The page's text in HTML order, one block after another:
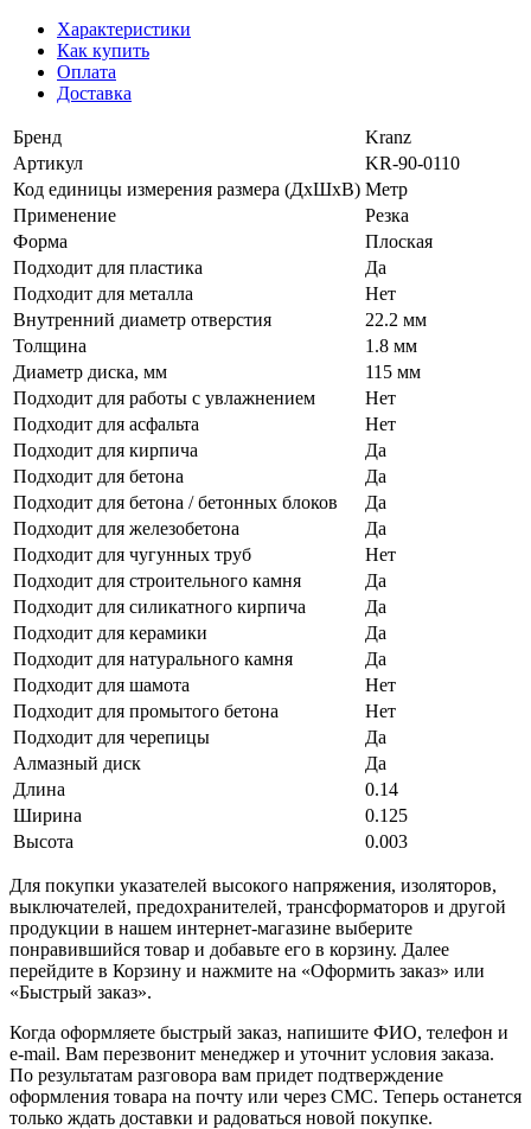
Характеристики
Как купить
Оплата
Доставка
Бренд
Kranz
Артикул
KR-90-0110
Код единицы измерения размера (ДхШхВ) Метр
Применение
Резка
Форма
Плоская
Подходит для пластика
Да
Подходит для металла
Нет
Внутренний диаметр отверстия
22.2 мм
Толщина
1.8 мм
Диаметр диска, мм
115 мм
Подходит для работы с увлажнением
Нет
Подходит для асфальта
Нет
Подходит для кирпича
Да
Подходит для бетона
Да
Подходит для бетона / бетонных блоков
Да
Подходит для железобетона
Да
Подходит для чугунных труб
Нет
Подходит для строительного камня
Да
Подходит для силикатного кирпича
Да
Подходит для керамики
Да
Подходит для натурального камня
Да
Подходит для шамота
Нет
Подходит для промытого бетона
Нет
Подходит для черепицы
Да
Алмазный диск
Да
Длина
0.14
Ширина
0.125
Высота
0.003
Для покупки указателей высокого напряжения, изоляторов,
выключателей, предохранителей, трансформаторов и другой
продукции в нашем интернет-магазине выберите
понравившийся товар и добавьте его в корзину. Далее
перейдите в Корзину и нажмите на «Оформить заказ» или
«Быстрый заказ».
Когда оформляете быстрый заказ, напишите ФИО, телефон и
e-mail. Вам перезвонит менеджер и уточнит условия заказа.
По результатам разговора вам придет подтверждение
оформления товара на почту или через СМС. Теперь останется
только ждать доставки и радоваться новой покупке.